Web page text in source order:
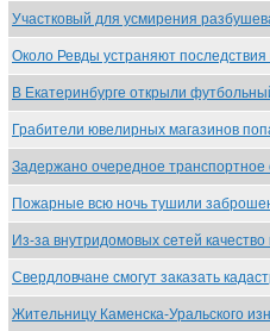
Участковый для усмирения
Около Ревды устраняют
В Екатеринбурге открыли
Грабители ювелирных магазинов
Задержано очередное
Пожарные всю ночь тушили
Из-за внутридомовых сетей
Свердловчане смогут заказать
Жительницу Каменска-Уральского